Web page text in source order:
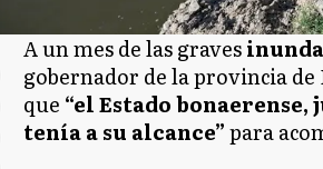
A un mes de las graves
gobernador de la provincia de
que “el Estado
tenía a su alcance”para